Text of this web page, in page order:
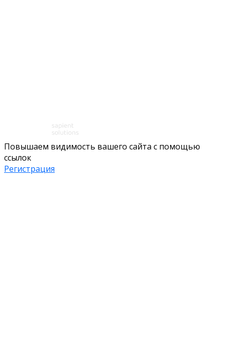
Повышаем видимость вашего сайта с помощью
ссылок
Регистрация